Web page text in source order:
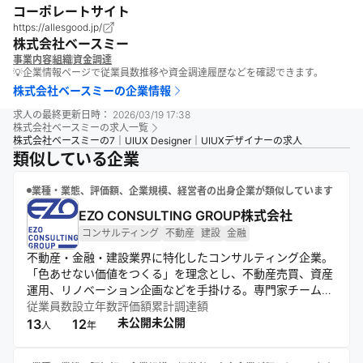
コーポレートサイト
https://allesgood.jp/
株式会社ベースミー
事業内容組織資金調達
💡企業情報ページで従業員数推移や資金調達履歴などを確認できます。
株式会社ベースミーの企業情報
求人の最終更新日時： 2026/03/19 17:38
株式会社ベースミーの求人一覧
株式会社ベースミーの7｜UIUX Designer｜UIUXデザイナーの求人
類似している企業
業種・業態、評価額、企業規模、経営者の出身企業が類似しています
EZO CONSULTING GROUP株式会社
コンサルティング 不動産 建設 金融
不動産・金融・建設業界に特化したコンサルティング企業。
「色あせない価値をつくる」を理念とし、不動産売買、資産
運用、リノベーション企画などを手掛ける。専門家チームが
東京・札幌を拠点に全国展開し、オンラインでも相談を受け
付ける。既存の慣習にとらわれない新アプローチで、オーナ
従業員数
13人
設立年数
12年
評価額
未公開
累計調達額
未公開